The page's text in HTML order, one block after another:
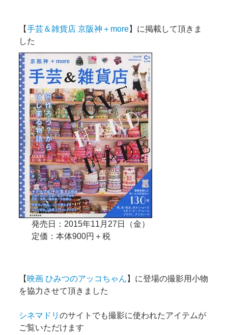
【手芸＆雑貨店 京阪神＋more】に掲載して頂きま
した
発売日：2015年11月27日（金）
定価：本体900円＋税
【 映画 ひみつのアッコちゃん 】に登場の撮影用小物
を協力させて頂きました
シネマドリ のサイトでも撮影に使われたアイテムが
ご覧いただけます